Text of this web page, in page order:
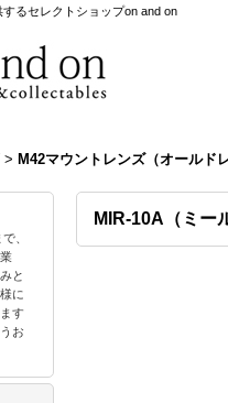
るセレクトショップon and on
> M42マウントレンズ（オールド
、
と
に
す
お
MIR-10A（ミー